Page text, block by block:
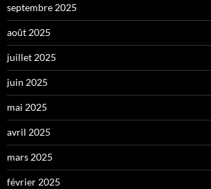
septembre 2025
août 2025
juillet 2025
juin 2025
mai 2025
avril 2025
mars 2025
février 2025